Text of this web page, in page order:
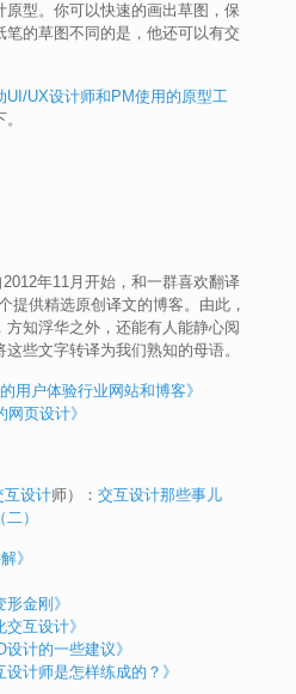
型。你可以快速的画出草图，保
的草图不同的是，他还可以有交
UI/UX设计师和PM使用的原型工
年11月开始，和一群喜欢翻译
提供精选原创译文的博客。由此，
知浮华之外，还能有人能静心阅
些文字转译为我们熟知的母语。
用户体验行业网站和博客》
网页设计》
互设计师）： 交互设计那些事儿
）
》
金刚》
互设计》
计的一些建议》
设计师是怎样练成的？》